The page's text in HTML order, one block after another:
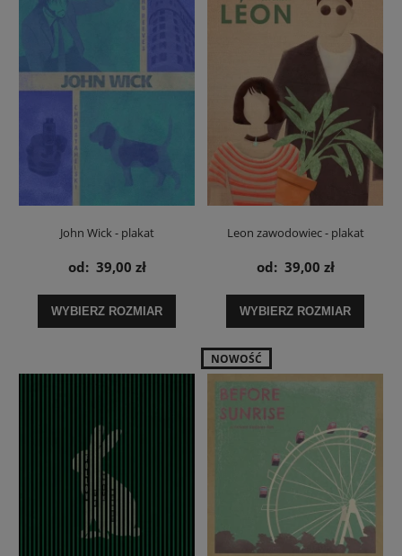
John Wick - plakat
od: 39,00 zł
WYBIERZ ROZMIAR
Leon zawodowiec - plakat
od: 39,00 zł
WYBIERZ ROZMIAR
NOWOŚĆ